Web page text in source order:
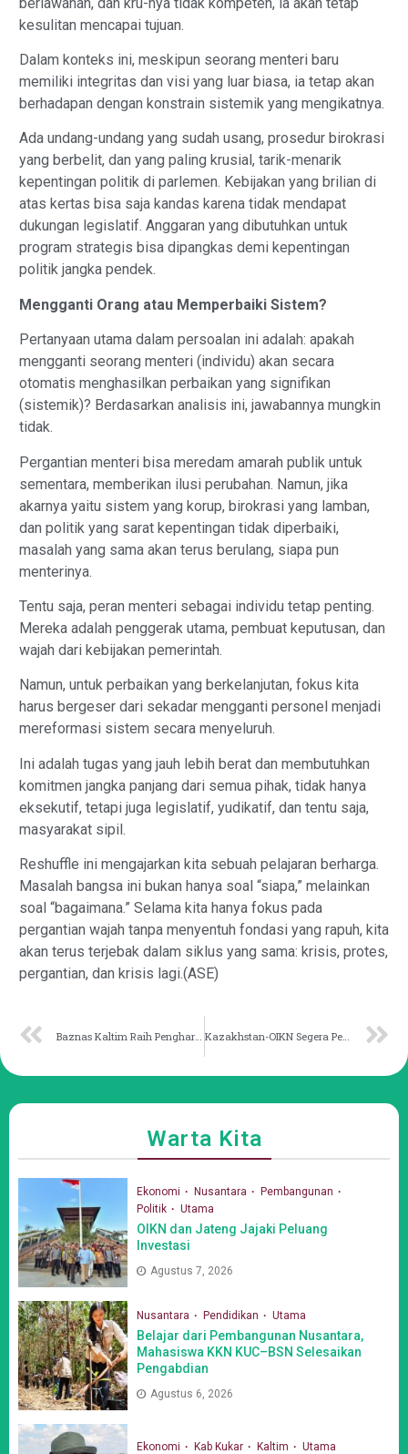
kesulitan mencapai tujuan.​
Dalam konteks ini, meskipun seorang menteri baru
memiliki integritas dan visi yang luar biasa, ia tetap akan
berhadapan dengan konstrain sistemik yang mengikatnya.
Ada undang-undang yang sudah usang, prosedur birokrasi
yang berbelit, dan yang paling krusial, tarik-menarik
kepentingan politik di parlemen. Kebijakan yang brilian di
atas kertas bisa saja kandas karena tidak mendapat
dukungan legislatif. Anggaran yang dibutuhkan untuk
program strategis bisa dipangkas demi kepentingan
politik jangka pendek.
Mengganti Orang atau Memperbaiki Sistem?
Pertanyaan utama dalam persoalan ini adalah: apakah
mengganti seorang menteri (individu) akan secara
otomatis menghasilkan perbaikan yang signifikan
(sistemik)? Berdasarkan analisis ini, jawabannya mungkin
tidak.
Pergantian menteri bisa meredam amarah publik untuk
sementara, memberikan ilusi perubahan. Namun, jika
akarnya yaitu sistem yang korup, birokrasi yang lamban,
dan politik yang sarat kepentingan tidak diperbaiki,
masalah yang sama akan terus berulang, siapa pun
menterinya.
​Tentu saja, peran menteri sebagai individu tetap penting.
Mereka adalah penggerak utama, pembuat keputusan, dan
wajah dari kebijakan pemerintah.
Namun, untuk perbaikan yang berkelanjutan, fokus kita
harus bergeser dari sekadar mengganti personel menjadi
mereformasi sistem secara menyeluruh.
Ini adalah tugas yang jauh lebih berat dan membutuhkan
komitmen jangka panjang dari semua pihak, tidak hanya
eksekutif, tetapi juga legislatif, yudikatif, dan tentu saja,
masyarakat sipil.
​Reshuffle ini mengajarkan kita sebuah pelajaran berharga.
Masalah bangsa ini bukan hanya soal “siapa,” melainkan
soal “bagaimana.” Selama kita hanya fokus pada
pergantian wajah tanpa menyentuh fondasi yang rapuh, kita
akan terus terjebak dalam siklus yang sama: krisis, protes,
pergantian, dan krisis lagi.(ASE)
Kazakhstan-OIKN Segera Perpanjang MoU Sister City Sejak 2023
Warta Kita
Ekonomi Nusantara
Pembangunan
Politik
Utama
OIKN dan Jateng Jajaki Peluang
Investasi
Agustus 7, 2026
Nusantara Pendidikan Utama
Belajar dari Pembangunan Nusantara,
Mahasiswa KKN KUC–BSN Selesaikan
Pengabdian
Agustus 6, 2026
Ekonomi Kab Kukar Kaltim Utama